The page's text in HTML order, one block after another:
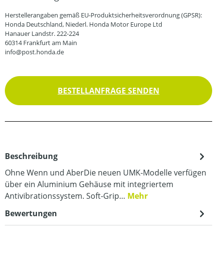
Herstellerangaben gemäß EU-Produktsicherheitsverordnung (GPSR):
Honda Deutschland, Niederl. Honda Motor Europe Ltd
Hanauer Landstr. 222-224
60314 Frankfurt am Main
info@post.honda.de
BESTELLANFRAGE SENDEN
Beschreibung
Ohne Wenn und AberDie neuen UMK-Modelle verfügen
über ein Aluminium Gehäuse mit integriertem
Antivibrationssystem. Soft-Grip… Mehr
Bewertungen